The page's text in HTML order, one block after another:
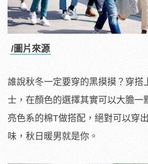
/圖片來源
誰說秋冬一定要穿的黑摸摸？穿搭
士，在顏色的選擇其實可以大膽一
亮色系的棉T做搭配，絕對可以穿
味，秋日暖男就是你。